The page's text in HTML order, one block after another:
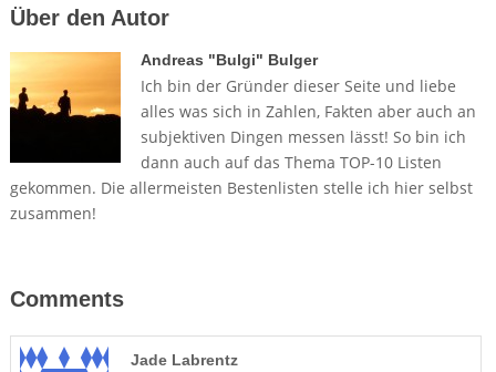
Über den Autor
Andreas "Bulgi" Bulger
Ich bin der Gründer dieser Seite und liebe
alles was sich in Zahlen, Fakten aber auch an
subjektiven Dingen messen lässt! So bin ich
dann auch auf das Thema TOP-10 Listen
gekommen. Die allermeisten Bestenlisten stelle ich hier selbst
zusammen!
Comments
Jade Labrentz